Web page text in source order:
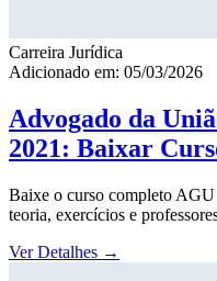
Carreira Jurídica
Adicionado em: 05/03/2026
Advogado da
2021: Baixar
Baixe o curso completo
teoria, exercícios e
Ver Detalhes →